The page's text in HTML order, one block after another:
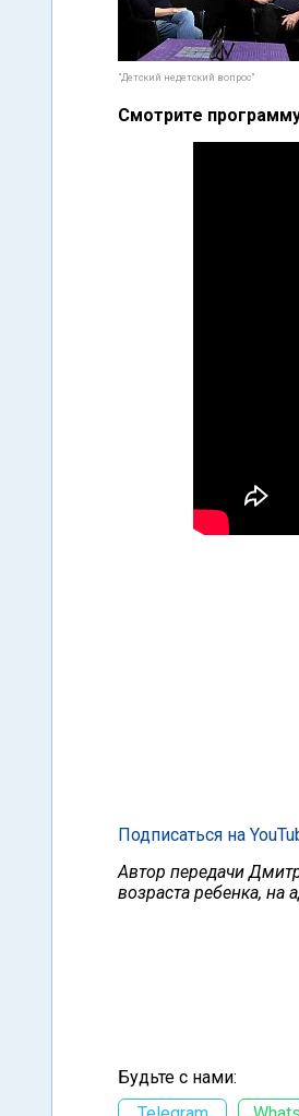
"Детский недетский вопрос"
Смотрите
Подписаться на
Автор передачи
возраста ребенка, на
Будьте с нами: